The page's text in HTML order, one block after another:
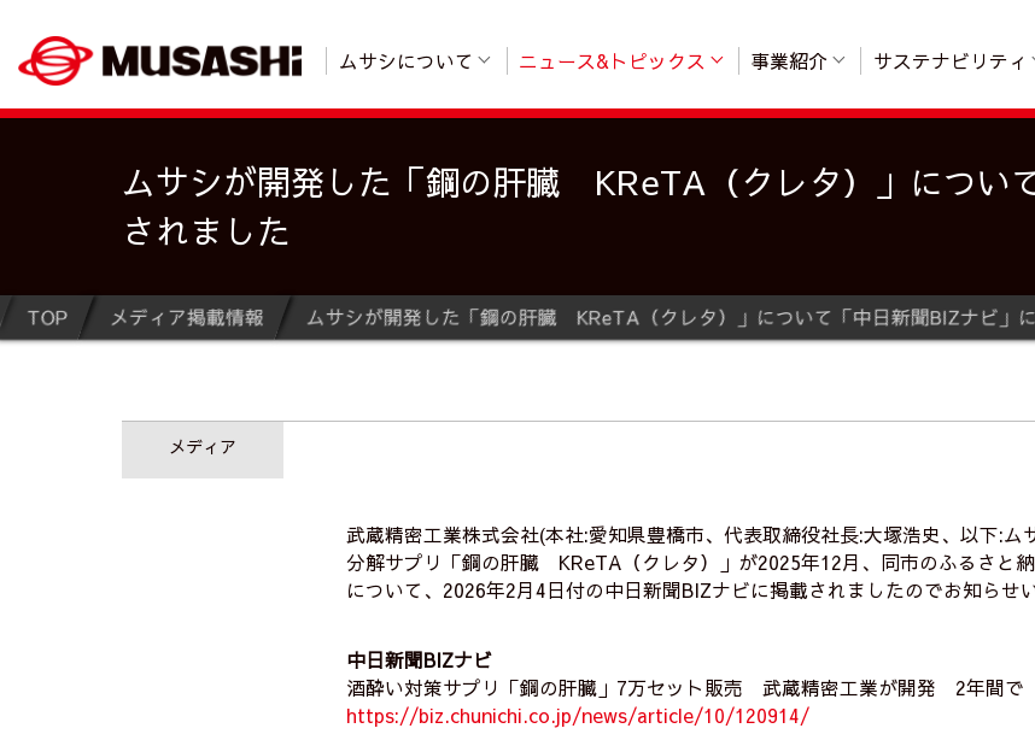
ムサシについて ニュース&トピックス 事業紹介 サステナビリティ
ムサシが開発した「鋼の肝臓 KReTA（クレタ）」につい
されました
TOP メディア掲載情報 ムサシが開発した「鋼の肝臓 KReTA（クレタ）」について「中日新聞BIZナビ」
メディア
武蔵精密工業株式会社(本社:愛知県豊橋市、代表取締役社長:大塚浩史、以下:ム
分解サプリ「鋼の肝臓 KReTA（クレタ）」が2025年12月、同市のふるさと
について、2026年2月4日付の中日新聞BIZナビに掲載されましたのでお知らせ
中日新聞BIZナビ
酒酔い対策サプリ「鋼の肝臓」7万セット販売 武蔵精密工業が開発 2年間で
https://biz.chunichi.co.jp/news/article/10/120914/